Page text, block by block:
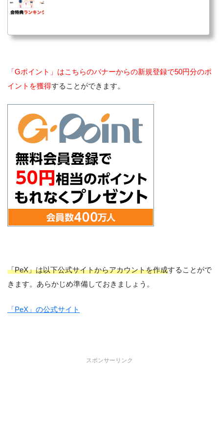
「Gポイント」はこちらのバナーからの新規登録で50円分のポ
イントを獲得することができます。
「PeX」は以下公式サイトからアカウントを作成することがで
きます。あらかじめ準備しておきましょう。
「PeX」の公式サイト
スポンサーリンク